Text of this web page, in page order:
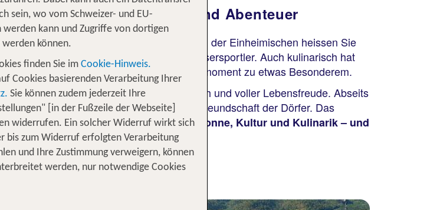
voller Genuss und Abenteuer
Meer und das warme Lächeln der Einheimischen heissen Sie
– die Karibik ist ein Paradies für Wassersportler. Auch kulinarisch hat
Rum machen jeden Genussmoment zu etwas Besonderem.
einem Erlebnis: Es ist frisch, authentisch und voller Lebensfreude. Abseits
und Bachata sowie die herzliche Gastfreundschaft der Dörfer. Das
Dominikanische Republik verbindet Sonne, Kultur und Kulinarik – und
Ferienmomente.
Republik
sein, wo vom Schweizer- und EU-
werden kann und Zugriffe von dortigen
werden können.
finden Sie im Cookie-Hinweis.
Cookies basierenden Verarbeitung Ihrer
Sie können zudem jederzeit Ihre
[in der Fußzeile der Webseite]
widerrufen. Ein solcher Widerruf wirkt sich
bis zum Widerruf erfolgten Verarbeitung
und Ihre Zustimmung verweigern, können
werden, nur notwendige Cookies